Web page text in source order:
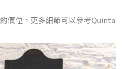
價位，更多細節可以參考Quinta